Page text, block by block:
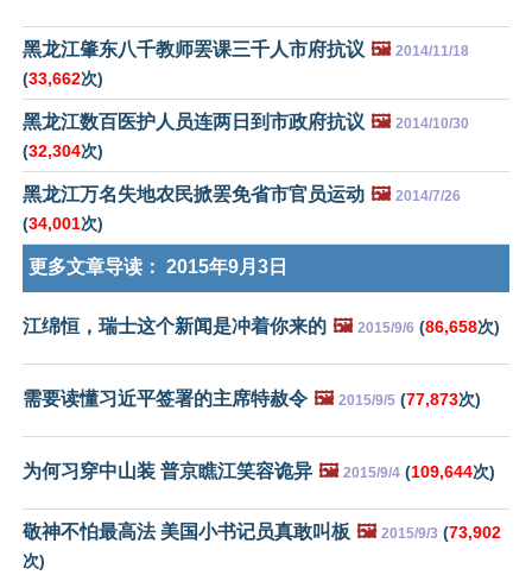
黑龙江肇东八千教师罢课三千人市府抗议 🖼️ 2014/11/18
(33,662次)
黑龙江数百医护人员连两日到市政府抗议 🖼️ 2014/10/30
(32,304次)
黑龙江万名失地农民掀罢免省市官员运动 🖼️ 2014/7/26
(34,001次)
更多文章导读： 2015年9月3日
江绵恒，瑞士这个新闻是冲着你来的 🖼️ 2015/9/6 (86,658次)
需要读懂习近平签署的主席特赦令 🖼️ 2015/9/5 (77,873次)
为何习穿中山装 普京瞧江笑容诡异 🖼️ 2015/9/4 (109,644次)
敬神不怕最高法 美国小书记员真敢叫板 🖼️ 2015/9/3 (73,902
次)